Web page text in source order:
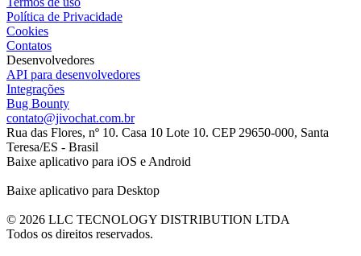
Política de Privacidade
Cookies
Contatos
Desenvolvedores
API para desenvolvedores
Integrações
Bug Bounty
contato@jivochat.com.br
Rua das Flores, nº 10. Casa 10 Lote 10. CEP 29650-000, Santa
Teresa/ES - Brasil
Baixe aplicativo para iOS e Android
Baixe aplicativo para Desktop
© 2026 LLC TECNOLOGY DISTRIBUTION LTDA
Todos os direitos reservados.